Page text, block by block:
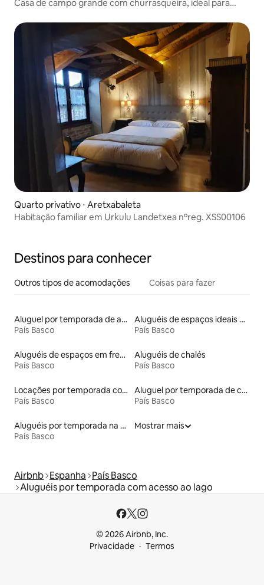
Casa de campo grande com churrasqueira, ideal para
Quarto privativo ⋅ Aretxabaleta
Habitação familiar em Urkulu Landetxea nºreg. XSS00106
Destinos para conhecer
Outros tipos de acomodações Coisas para fazer
Aluguel por temporada de apart-hotéis
País Basco
Aluguéis de espaços ideais para famílias
País Basco
Aluguéis de espaços em frente à praia
País Basco
Aluguéis de chalés
País Basco
Locações por temporada com piscina
País Basco
Aluguel por temporada de casas de veraneio
País Basco
Aluguéis por temporada na orla
País Basco
Mostrar mais
Airbnb Espanha País Basco
Aluguéis por temporada com acesso ao lago
© 2026 Airbnb, Inc.
Privacidade
Termos